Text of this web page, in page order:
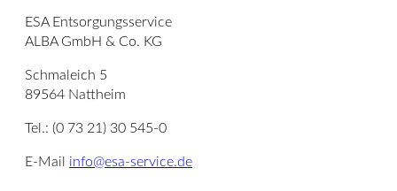
ESA Entsorgungsservice
ALBA GmbH & Co. KG
Schmaleich 5
89564 Nattheim
Tel.: (0 73 21) 30 545-0
E-Mail info@esa-service.de